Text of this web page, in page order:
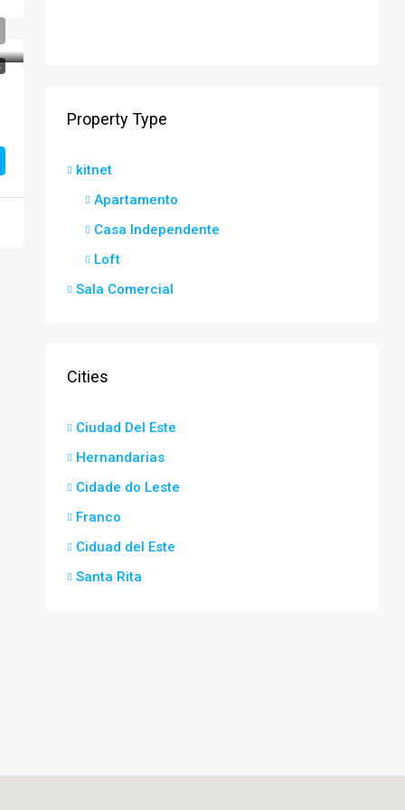
Property Type
kitnet
Apartamento
Casa Independente
Loft
Sala Comercial
Cities
Ciudad Del Este
Hernandarias
Cidade do Leste
Franco
Ciduad del Este
Santa Rita